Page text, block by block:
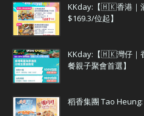
KKday:【🇭🇰香港｜
$169.3/位起】
KKday:【🇭🇰灣仔｜
餐親子聚會首選】
稻香集團 Tao